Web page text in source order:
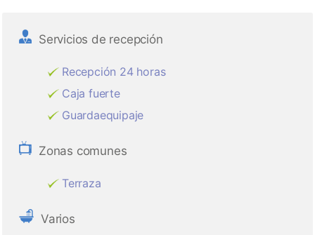
Servicios de recepción
Recepción 24 horas
Caja fuerte
Guardaequipaje
Zonas comunes
Terraza
Varios